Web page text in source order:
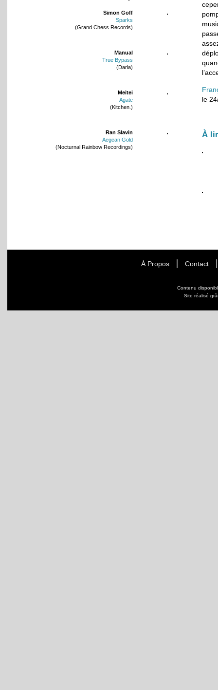
Simon Goff
Sparks
(Grand Chess Records)
Manual
True Bypass
(Darla)
Meitei
Agate
(Kitchen.)
Ran Slavin
Aegean Gold
(Nocturnal Rainbow Recordings)
le
À
À Propos Contact
Contenu
Site réalisé